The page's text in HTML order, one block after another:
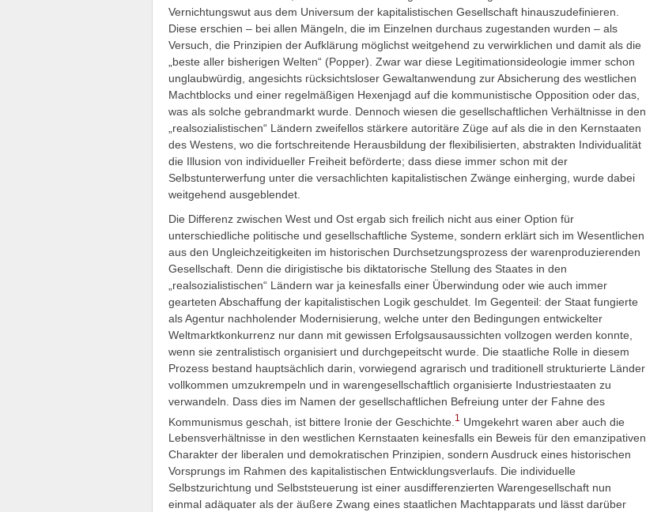
Vernichtungswut aus dem Universum der kapitalistischen Gesellschaft hinauszudefinieren.
Diese erschien – bei allen Mängeln, die im Einzelnen durchaus zugestanden wurden – als
Versuch, die Prinzipien der Aufklärung möglichst weitgehend zu verwirklichen und damit als die
„beste aller bisherigen Welten“ (Popper). Zwar war diese Legitimationsideologie immer schon
unglaubwürdig, angesichts rücksichtsloser Gewaltanwendung zur Absicherung des westlichen
Machtblocks und einer regelmäßigen Hexenjagd auf die kommunistische Opposition oder das,
was als solche gebrandmarkt wurde. Dennoch wiesen die gesellschaftlichen Verhältnisse in den
„realsozialistischen“ Ländern zweifellos stärkere autoritäre Züge auf als die in den Kernstaaten
des Westens, wo die fortschreitende Herausbildung der flexibilisierten, abstrakten Individualität
die Illusion von individueller Freiheit beförderte; dass diese immer schon mit der
Selbstunterwerfung unter die versachlichten kapitalistischen Zwänge einherging, wurde dabei
weitgehend ausgeblendet.
Die Differenz zwischen West und Ost ergab sich freilich nicht aus einer Option für
unterschiedliche politische und gesellschaftliche Systeme, sondern erklärt sich im Wesentlichen
aus den Ungleichzeitigkeiten im historischen Durchsetzungsprozess der warenproduzierenden
Gesellschaft. Denn die dirigistische bis diktatorische Stellung des Staates in den
„realsozialistischen“ Ländern war ja keinesfalls einer Überwindung oder wie auch immer
gearteten Abschaffung der kapitalistischen Logik geschuldet. Im Gegenteil: der Staat fungierte
als Agentur nachholender Modernisierung, welche unter den Bedingungen entwickelter
Weltmarktkonkurrenz nur dann mit gewissen Erfolgsausaussichten vollzogen werden konnte,
wenn sie zentralistisch organisiert und durchgepeitscht wurde. Die staatliche Rolle in diesem
Prozess bestand hauptsächlich darin, vorwiegend agrarisch und traditionell strukturierte Länder
vollkommen umzukrempeln und in warengesellschaftlich organisierte Industriestaaten zu
verwandeln. Dass dies im Namen der gesellschaftlichen Befreiung unter der Fahne des
Kommunismus geschah, ist bittere Ironie der Geschichte. 1 Umgekehrt waren aber auch die
Lebensverhältnisse in den westlichen Kernstaaten keinesfalls ein Beweis für den emanzipativen
Charakter der liberalen und demokratischen Prinzipien, sondern Ausdruck eines historischen
Vorsprungs im Rahmen des kapitalistischen Entwicklungsverlaufs. Die individuelle
Selbstzurichtung und Selbststeuerung ist einer ausdifferenzierten Warengesellschaft nun
einmal adäquater als der äußere Zwang eines staatlichen Machtapparats und lässt darüber